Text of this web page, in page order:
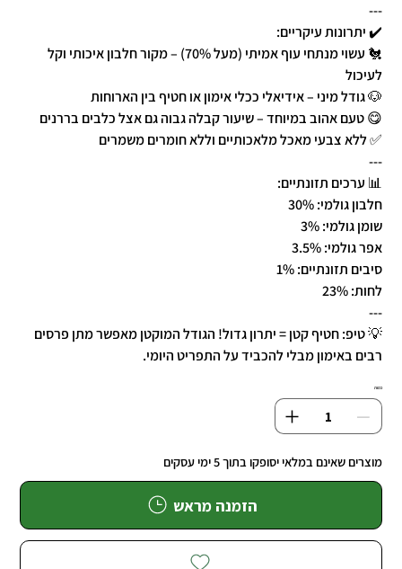
---
✔️ יתרונות עיקריים:
🐔 עשוי מנתחי עוף אמיתי (מעל 70%) – מקור חלבון איכותי וקל
לעיכול
🐶 גודל מיני – אידיאלי ככלי אימון או חטיף בין הארוחות
😋 טעם אהוב במיוחד – שיעור קבלה גבוה גם אצל כלבים בררנים
✅ ללא צבעי מאכל מלאכותיים וללא חומרים משמרים
---
📊 ערכים תזונתיים:
חלבון גולמי: 30%
שומן גולמי: 3%
אפר גולמי: 3.5%
סיבים תזונתיים: 1%
לחות: 23%
---
💡 טיפ: חטיף קטן = יתרון גדול! הגודל המוקטן מאפשר מתן פרסים
רבים באימון מבלי להכביד על התפריט היומי.
כמות
מוצרים שאינם במלאי יסופקו בתוך 5 ימי עסקים
הזמנה מראש